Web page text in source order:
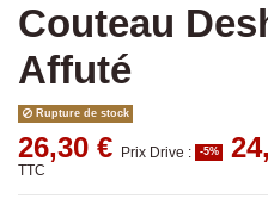
Couteau
Affuté
Rupture de stock
26,30 € Prix Drive : -5%
TTC